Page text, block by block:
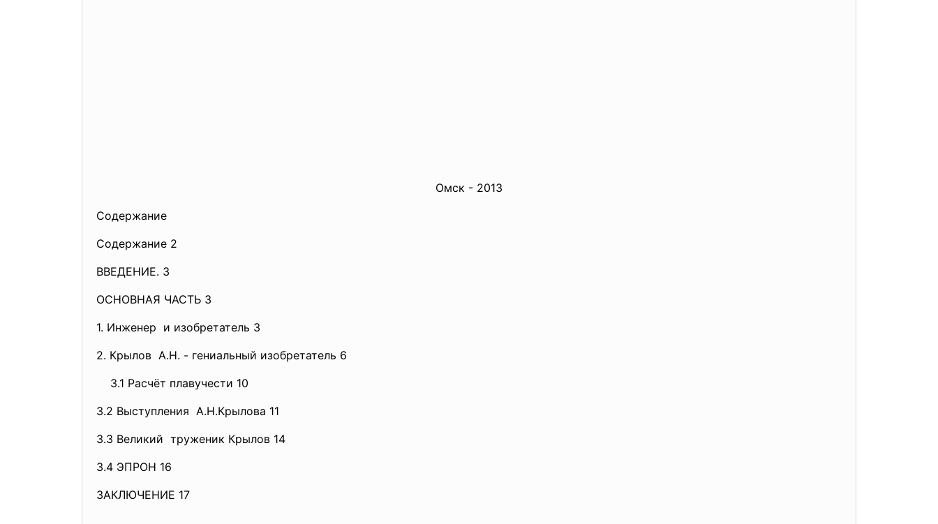
Омск - 2013
Содержание
Содержание 2
ВВЕДЕНИЕ. 3
ОСНОВНАЯ ЧАСТЬ 3
1. Инженер и изобретатель 3
2. Крылов А.Н. - гениальный изобретатель 6
3.1 Расчёт плавучести 10
3.2 Выступления А.Н.Крылова 11
3.3 Великий труженик Крылов 14
3.4 ЭПРОН 16
ЗАКЛЮЧЕНИЕ 17